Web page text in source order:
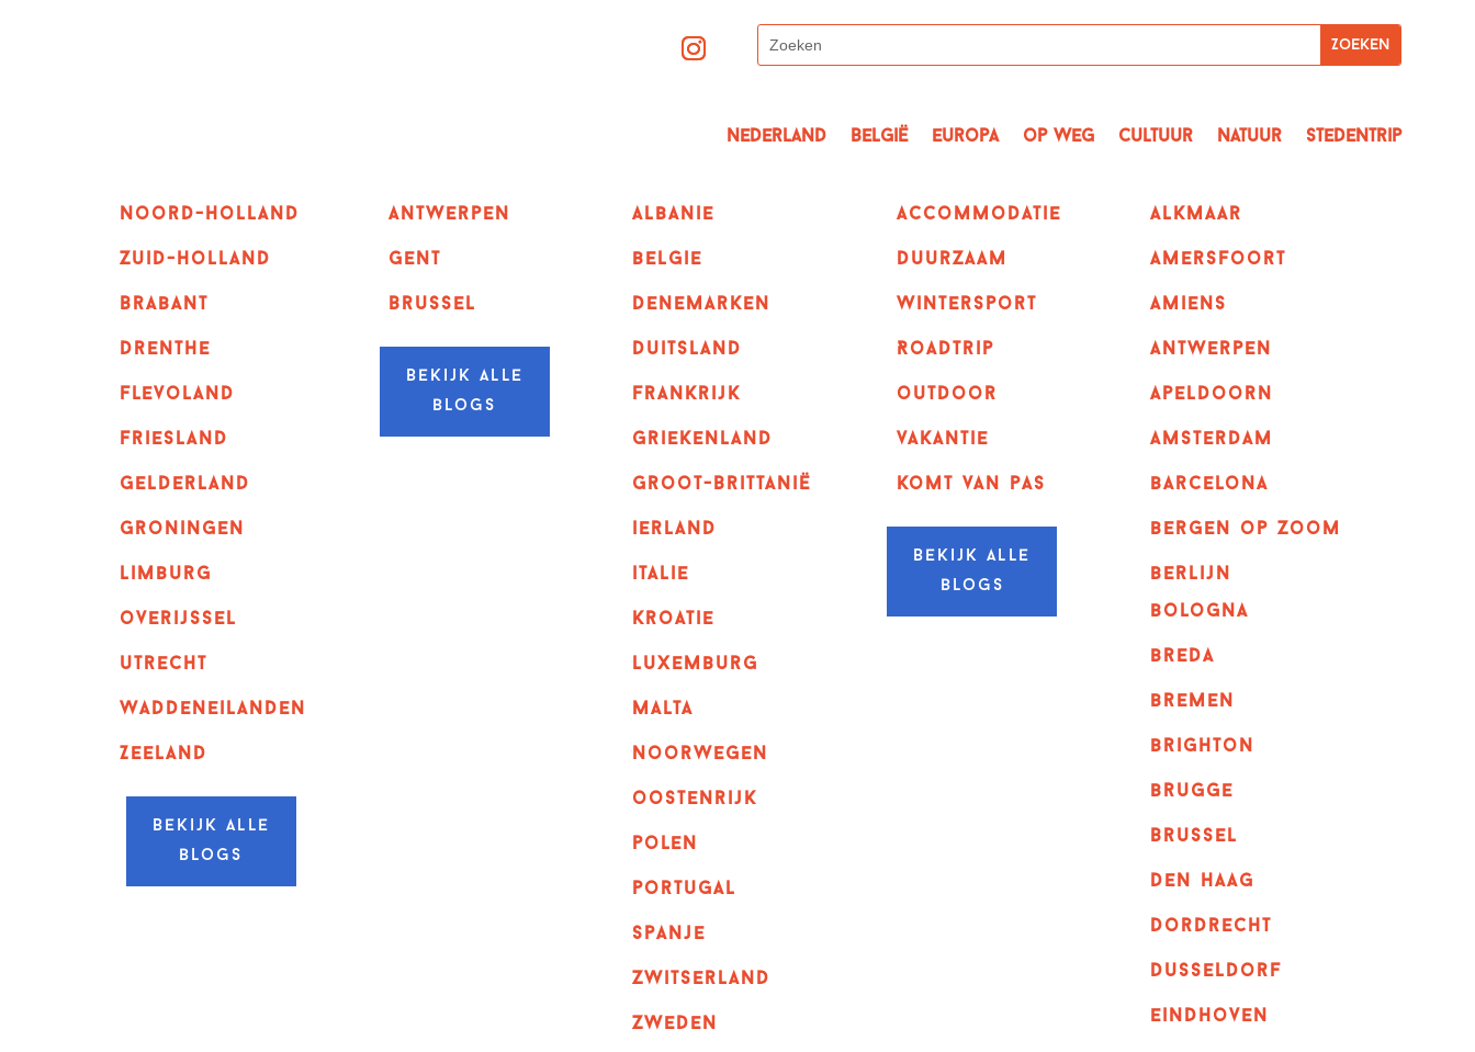
Nederland België Europa op Weg Cultuur Natuur Stedentrip
Noord-holland
zuid-holland
Brabant
Drenthe
Flevoland
Friesland
Gelderland
Groningen
Limburg
overijssel
utrecht
Waddeneilanden
Zeeland
Bekijk alle
blogs
Antwerpen
GENT
Brussel
Bekijk alle
blogs
albanie
belgie
denemarken
duitsland
frankrijk
griekenland
Groot-Brittanië
ierland
italie
kroatie
luxemburg
malta
noorwegen
oostenrijk
polen
portugal
spanje
zwitserland
zweden
Accommodatie
Duurzaam
wintersport
Roadtrip
outdoor
vakantie
komt van pas
Bekijk alle
blogs
alkmaar
amersfoort
amiens
Antwerpen
apeldoorn
Amsterdam
barcelona
bergen op zoom
berlijn
bologna
breda
bremen
brighton
brugge
Brussel
Den haag
dordrecht
dusseldorf
eindhoven